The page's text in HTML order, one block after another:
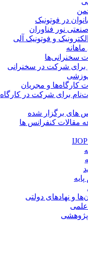
در فوتونیک
نور فناوران
و فوتونیک آلی
سخنرانی‌‌ها
برای شرکت در سخنرانی
کارگاه‌ها و مجریان
برای شرکت در کارگاه
های برگزار شده
مقالات کنفرانس ها
و نهادهای دولتی
پژوهشی